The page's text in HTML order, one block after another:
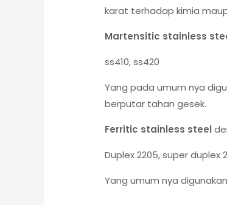
karat terhadap kimia
Martensitic stainless
ss410, ss420
Yang pada umum nya
berputar tahan gesek.
Ferritic stainless steel
Duplex 2205, super duplex
Yang umum nya